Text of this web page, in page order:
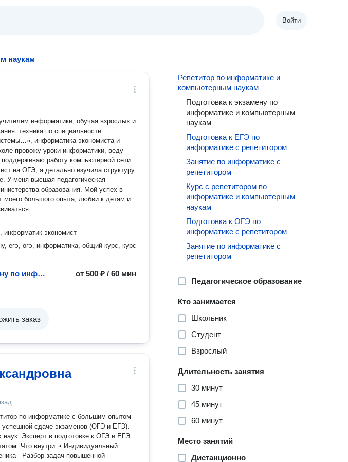
Войти
наукам
информатики, обучая взрослых и
техника по специальности
информатика-экономиста и
работу компьютерной сети.
на ОГЭ, я детально изучила структуру
образования. Мой успех в
моего большого опыта, любви к детям и
информатик-экономист
егэ, огэ, информатика, общий курс, курс
Подготовка к экзамену по информатике и компьютерным наукам от500 ₽ / 60 мин
заказ
по информатике с большим опытом
наук. Эксперт в подготовке к ОГЭ и ЕГЭ.
- Разбор задач повышенной
Репетитор по информатике и
компьютерным наукам
Подготовка к экзамену по
информатике и компьютерным
наукам
Подготовка к ЕГЭ по
информатике с репетитором
Занятие по информатике с
репетитором
Курс с репетитором по
информатике и компьютерным
наукам
Подготовка к ОГЭ по
информатике с репетитором
Занятие по информатике с
репетитором
Педагогическое образование
Кто занимается
Школьник
Студент
Взрослый
Длительность занятия
30 минут
45 минут
60 минут
Место занятий
Дистанционно